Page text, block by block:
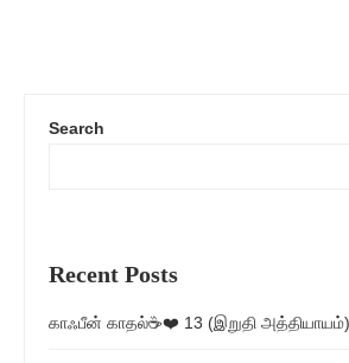
Search
Recent Posts
காஃபீன் காதல்☕❤️ 13 (இறுதி அத்தியாயம்)